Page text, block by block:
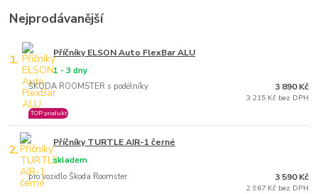
Nejprodávanější
1. Příčníky ELSON Auto FlexBar ALU
ŠKODA ROOMSTER s podélníky
1 - 3 dny
TOP produkt
3 890 Kč
3 215 Kč bez DPH
2. Příčníky TURTLE AIR-1 černé
pro vozidlo Škoda Roomster
skladem
3 590 Kč
2 967 Kč bez DPH